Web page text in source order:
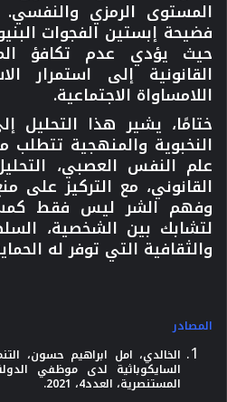
المستوى الرمزي
فضيحة إبستين الفجوات
حيث يؤدي عدم تكافؤ
القانونية إلى استمرار
اللامساواة الاجتماعية.
ختامًا، يشير هذا التحليل
النخبوية والمنهجية تتطلب
علم النفس العصبي،
القانوني، مع التركيز على
وفهم الشر ليس فقط
لتشابك بين الشخصية،
والثقافية التي توفر له
المصادر
الخالدي، امل ابراهيم حسون،
السايكوباثية لدى موظفي
المستنصرية، العدد4، 2021.